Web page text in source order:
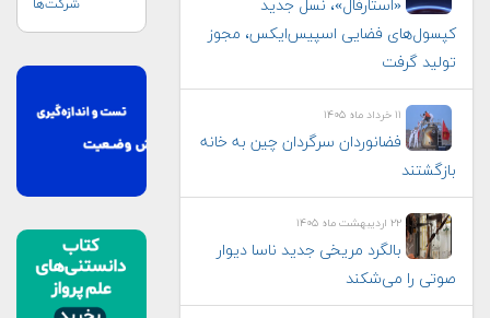
«استارفال»، نسل جدید
کپسول‌های فضایی اسپیس‌ایکس، مجوز
تولید گرفت
۱۱ خرداد ماه ۱۴۰۵
فضانوردان سرگردان چین به خانه
بازگشتند
۲۲ اردیبهشت ماه ۱۴۰۵
بالگرد مریخی جدید ناسا دیوار
صوتی را می‌شکند
شرکت‌ها